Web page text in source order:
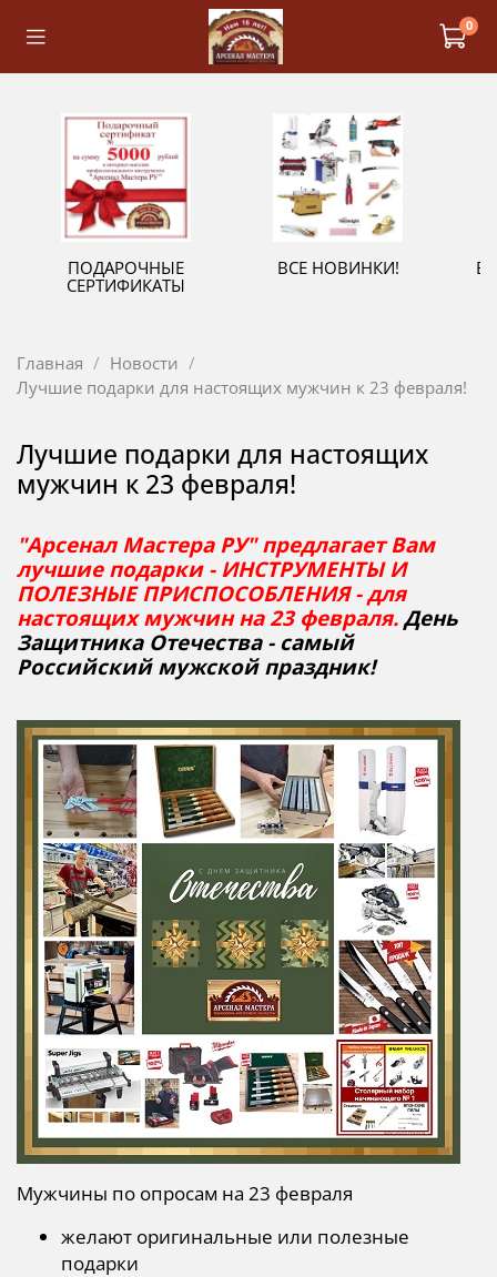
0
ПОДАРОЧНЫЕ
СЕРТИФИКАТЫ
ВСЕ НОВИНКИ!
Главная
Новости
Лучшие подарки для настоящих мужчин к 23 февраля!
Лучшие подарки для настоящих
мужчин к 23 февраля!
"Арсенал Мастера РУ" предлагает Вам
лучшие подарки - ИНСТРУМЕНТЫ И
ПОЛЕЗНЫЕ ПРИСПОСОБЛЕНИЯ - для
настоящих мужчин на 23 февраля. День
Защитника Отечества - самый
Российский мужской праздник!
Мужчины по опросам на 23 февраля
желают оригинальные или полезные
подарки